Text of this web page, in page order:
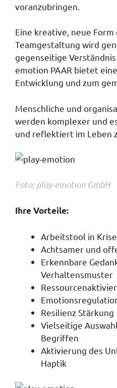
voranzubringen.
Eine kreative, neue
Teamgestaltung wird
gegenseitige
emotion PAAR bietet
Entwicklung und zum
Menschliche und
werden komplexer und
und reflektiert im Leben
Foto: play-emotion GmbH
Ihre Vorteile:
Arbeitstool in
Achtsamer und
Erkennbare
Verhaltensmuster
Resilienz Stärkung
Vielseitige
Begriffen
Aktivierung des
Haptik